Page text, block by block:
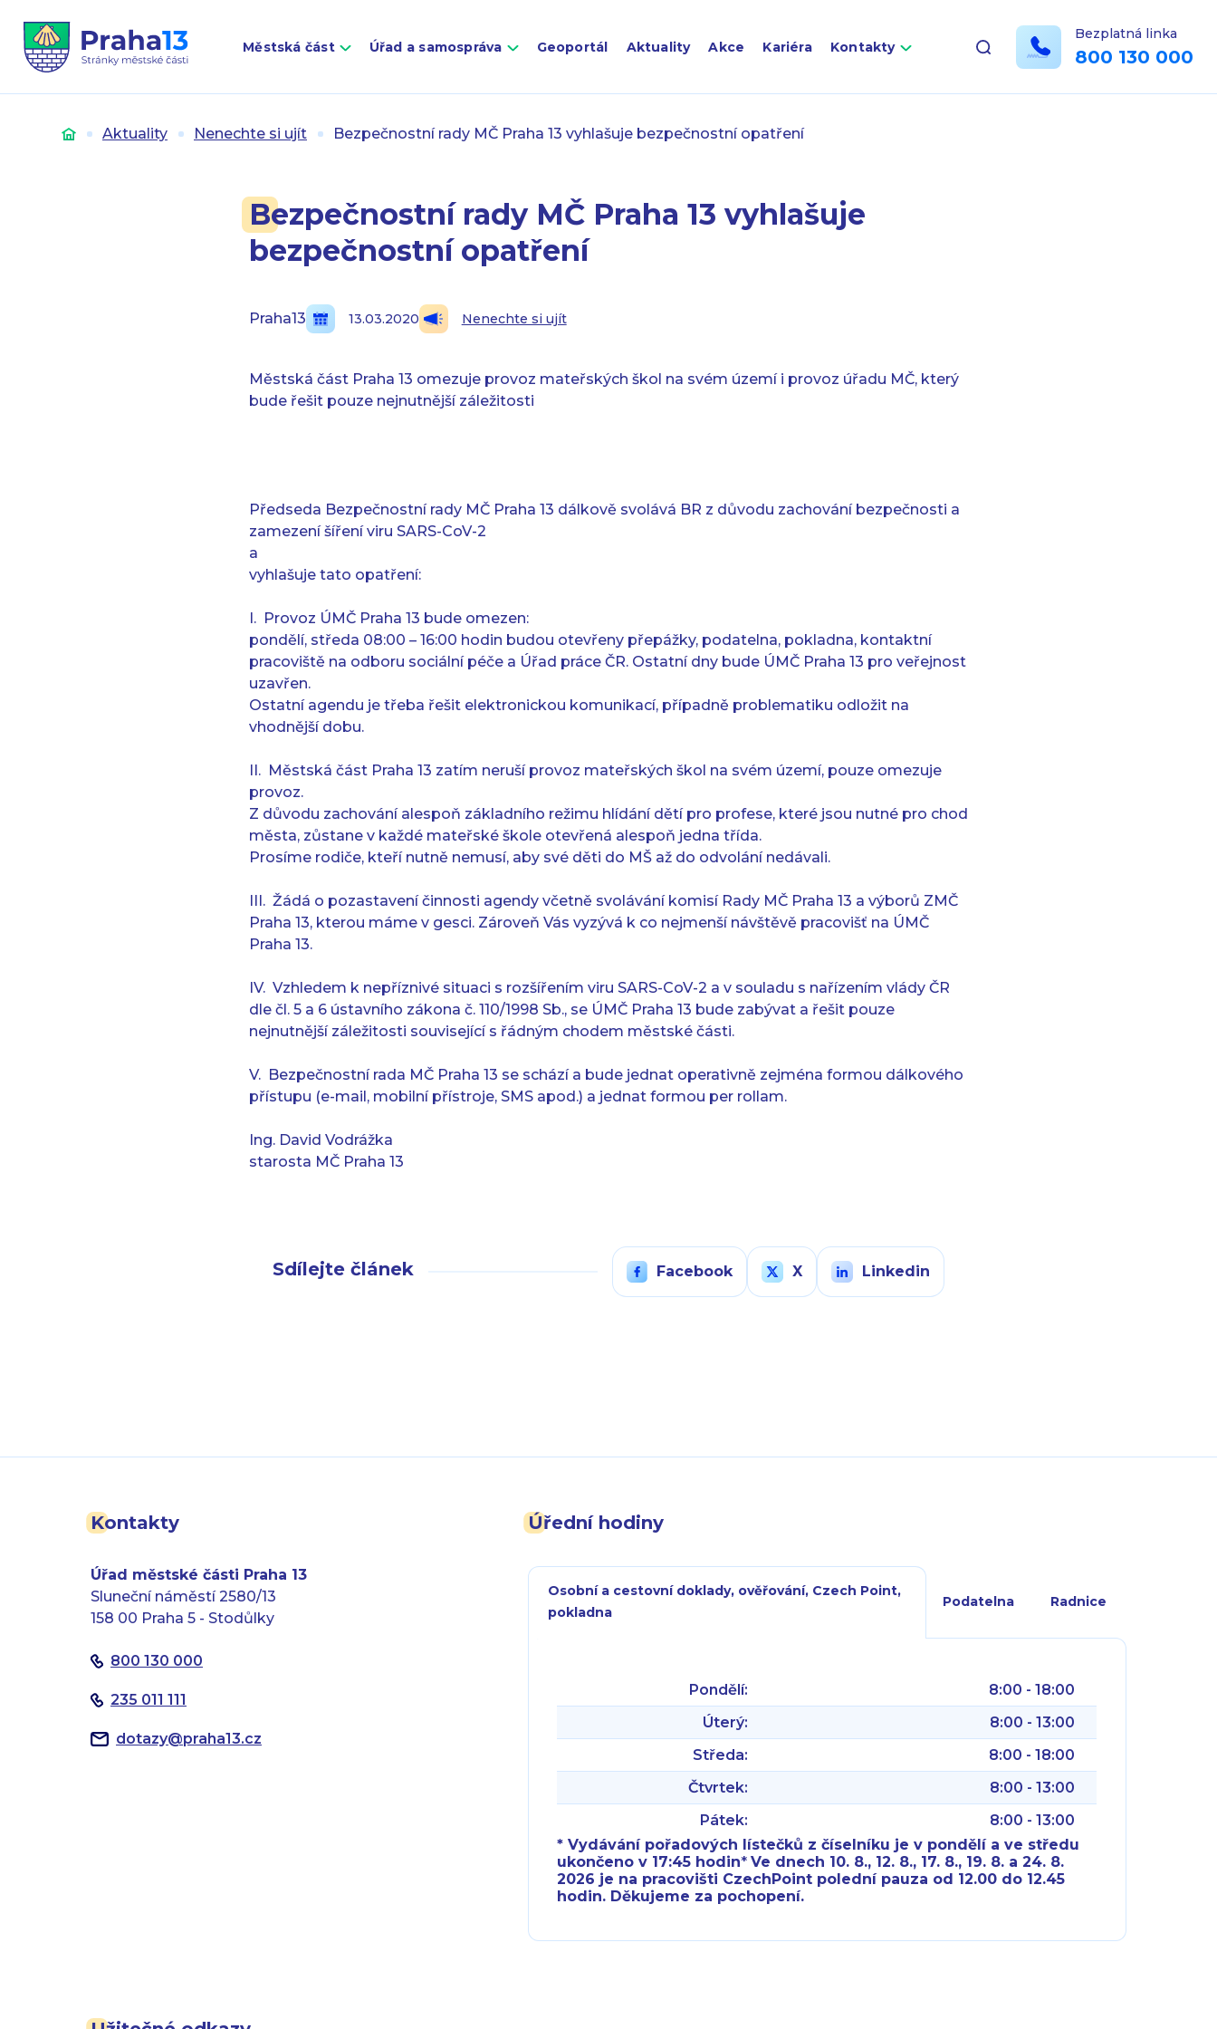
Městská část Úřad a samospráva Geoportál Aktuality Akce Kariéra Kontakty
Bezplatná linka
800 130 000
Úvod Aktuality Nenechte si ujít Bezpečnostní rady MČ Praha 13 vyhlašuje bezpečnostní opatření
Bezpečnostní rady MČ Praha 13 vyhlašuje
bezpečnostní opatření
Praha13 13.03.2020 Nenechte si ujít
Městská část Praha 13 omezuje provoz mateřských škol na svém území i provoz úřadu MČ, který
bude řešit pouze nejnutnější záležitosti
Předseda Bezpečnostní rady MČ Praha 13 dálkově svolává BR z důvodu zachování bezpečnosti a
zamezení šíření viru SARS-CoV-2
a
vyhlašuje tato opatření:
I. Provoz ÚMČ Praha 13 bude omezen:
pondělí, středa 08:00 – 16:00 hodin budou otevřeny přepážky, podatelna, pokladna, kontaktní
pracoviště na odboru sociální péče a Úřad práce ČR. Ostatní dny bude ÚMČ Praha 13 pro veřejnost
uzavřen.
Ostatní agendu je třeba řešit elektronickou komunikací, případně problematiku odložit na
vhodnější dobu.
II. Městská část Praha 13 zatím neruší provoz mateřských škol na svém území, pouze omezuje
provoz.
Z důvodu zachování alespoň základního režimu hlídání dětí pro profese, které jsou nutné pro chod
města, zůstane v každé mateřské škole otevřená alespoň jedna třída.
Prosíme rodiče, kteří nutně nemusí, aby své děti do MŠ až do odvolání nedávali.
III. Žádá o pozastavení činnosti agendy včetně svolávání komisí Rady MČ Praha 13 a výborů ZMČ
Praha 13, kterou máme v gesci. Zároveň Vás vyzývá k co nejmenší návštěvě pracovišť na ÚMČ
Praha 13.
IV. Vzhledem k nepříznivé situaci s rozšířením viru SARS-CoV-2 a v souladu s nařízením vlády ČR
dle čl. 5 a 6 ústavního zákona č. 110/1998 Sb., se ÚMČ Praha 13 bude zabývat a řešit pouze
nejnutnější záležitosti související s řádným chodem městské části.
V. Bezpečnostní rada MČ Praha 13 se schází a bude jednat operativně zejména formou dálkového
přístupu (e-mail, mobilní přístroje, SMS apod.) a jednat formou per rollam.
Ing. David Vodrážka
starosta MČ Praha 13
Sdílejte článek Facebook X Linkedin
Kontakty
Úřad městské části Praha 13
Sluneční náměstí 2580/13
158 00 Praha 5 - Stodůlky
800 130 000
235 011 111
dotazy@praha13.cz
Úřední hodiny
Osobní a cestovní doklady, ověřování, Czech Point,
pokladna
Podatelna Radnice
Pondělí:
8:00 - 18:00
Úterý:
8:00 - 13:00
Středa:
8:00 - 18:00
Čtvrtek:
8:00 - 13:00
Pátek:
8:00 - 13:00
* Vydávání pořadových lístečků z číselníku je v pondělí a ve středu
ukončeno v 17:45 hodin*Ve dnech 10. 8., 12. 8., 17. 8., 19. 8. a 24. 8.
2026 je na pracovišti CzechPoint polední pauza od 12.00 do 12.45
hodin. Děkujeme za pochopení.